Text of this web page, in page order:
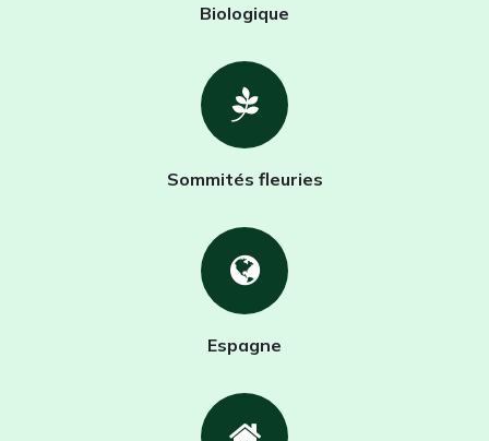
Biologique
Sommités fleuries
Espagne